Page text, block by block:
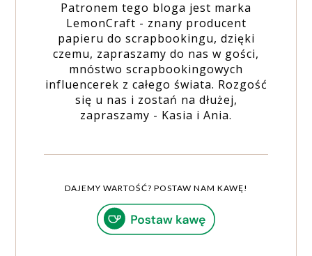
Patronem tego bloga jest marka
LemonCraft - znany producent
papieru do scrapbookingu, dzięki
czemu, zapraszamy do nas w gości,
mnóstwo scrapbookingowych
influencerek z całego świata. Rozgość
się u nas i zostań na dłużej,
zapraszamy - Kasia i Ania.
DAJEMY WARTOŚĆ? POSTAW NAM KAWĘ!